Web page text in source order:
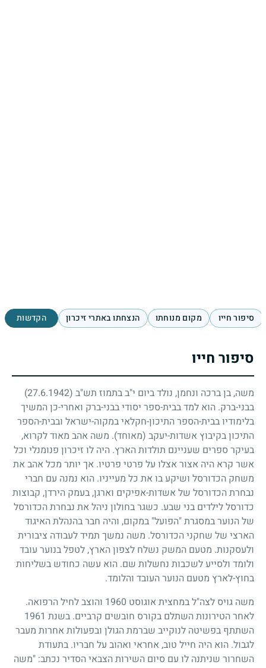
סיפור חייו מקום מנוחתו הנצחתו באתרי זיכרון הקדשות
סיפור חייו
משה, בן ברכה ונחמן, נולד ביום י"ב בתמוז תש"ב (27.6.1942)
בבני-ברק. הוא למד בבית-ספר יסודי בבני-ברק ואחרי-כן המשיך
בלימודיו בבית-הספר התיכון-חקלאי במקוה-ישראל ובבית-הספר
התיכון בקיבוץ אשדות-יעקב (מאוחד). משה אהב מאוד לקרוא,
בעיקר ספרים שעניינם תולדות הארץ. היה לו זיכרון פנומנלי וכל
אשר קרא היה אצור אצלו על פרטי פרטיו. אך יותר מכל אהב את
משחק הכדורסל ושיקע בו את כל מעייניו. הוא נמנה עם חברי
נבחרת הכדורסל של אשדות-אפיקים וארגן, בעמק הירדן, קבוצות
כדורסל לילדים בני שבע. כשגר בחולון ניהל את נבחרת הכדורסל
של הנוער במסגרת "הפועל" במקום, והיה חבר בהנהלת האיגוד
הארצי של שחקני הכדורסל. משה נמשך תמיד לעבודה ציבורית
ולעסקנות. מטעם המשק נשלח לצפון הארץ, לטפל בנוער עובד
ולומד ולסייע לשכבות נחשלות שם. הוא עשה כחודש בשליחות
בחוץ-לארץ מטעם הנוער העובד והלומד.
משה גויס לצה"ל במחצית אוגוסט 1960 והוצב לחיל הרפואה.
לאחר הטירונות השתלם בקורס חובשים קרביים. בשנת 1961
השתתף בפשיטה לנוקייב שברמת הגולן ובפעולות אחרות מעבר
לגבול. הוא היה חייל טוב, אחראי ואהוב על חבריו. בתעודת
השחרור שניתנה לו עם סיום השירות הצבאי הסדיר נכתב: "משה